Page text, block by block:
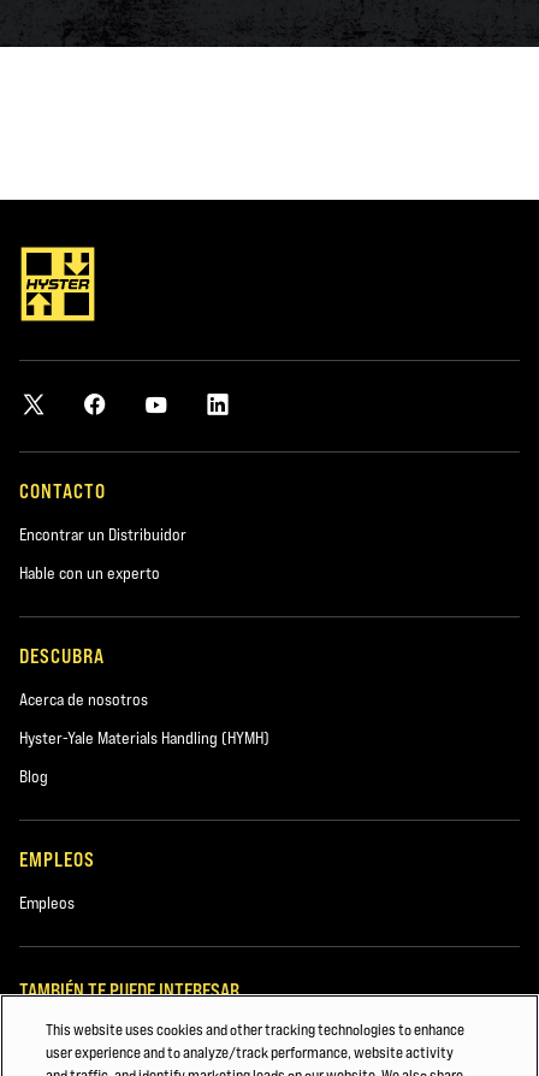
CONTACTO
Encontrar un Distribuidor
Hable con un experto
DESCUBRA
Acerca de nosotros
Hyster-Yale Materials Handling (HYMH)
Blog
EMPLEOS
Empleos
TAMBIÉN TE PUEDE INTERESAR
Manipulador de contenedores vacíos para 6/9 Alturas
This website uses cookies and other tracking technologies to enhance
user experience and to analyze/track performance, website activity